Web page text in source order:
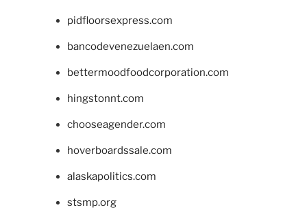
pidfloorsexpress.com
bancodevenezuelaen.com
bettermoodfoodcorporation.com
hingstonnt.com
chooseagender.com
hoverboardssale.com
alaskapolitics.com
stsmp.org